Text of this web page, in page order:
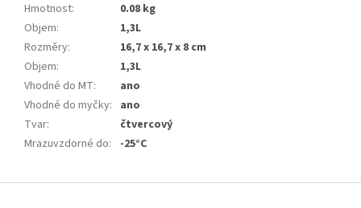
Hmotnost:
0.08 kg
Objem:
1,3L
Rozměry:
16,7 x 16,7 x 8 cm
Objem:
1,3L
Vhodné do MT:
ano
Vhodné do myčky: ano
Tvar:
čtvercový
Mrazuvzdorné do: -25°C